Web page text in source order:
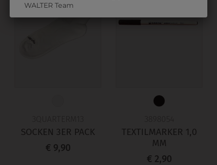
SOCKEN 3ER PACK
€ 9,90
TEXTILMARKER 1,0
MM
€ 2,90
WALTER Team